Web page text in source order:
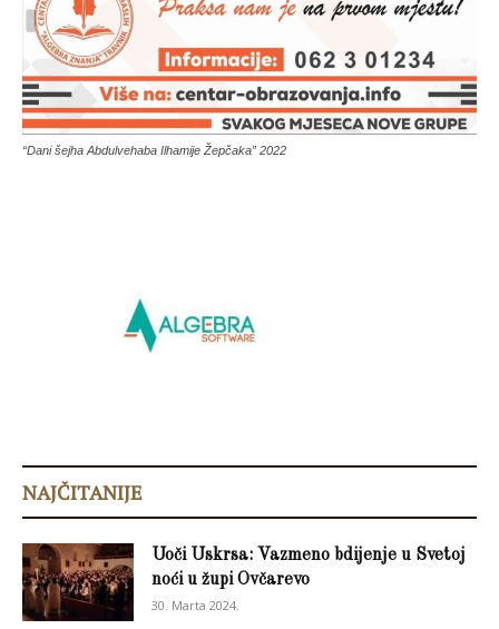
“Dani šejha Abdulvehaba Ilhamije Žepčaka” 2022
NAJČITANIJE
Uoči Uskrsa: Vazmeno bdijenje u Svetoj
noći u župi Ovčarevo
30. Marta 2024.